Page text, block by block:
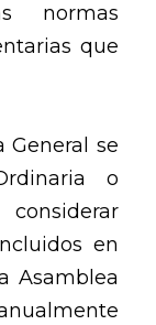
normas
que
General se
o
en
Asamblea